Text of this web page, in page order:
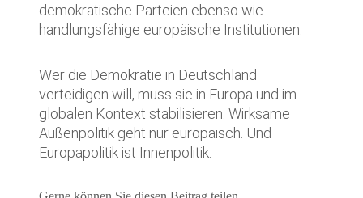
demokratische Parteien ebenso wie
handlungsfähige europäische Institutionen.
Wer die Demokratie in Deutschland
verteidigen will, muss sie in Europa und im
globalen Kontext stabilisieren. Wirksame
Außenpolitik geht nur europäisch. Und
Europapolitik ist Innenpolitik.